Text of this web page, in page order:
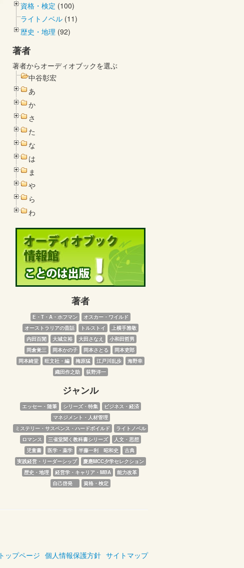
資格・検定 (100)
ライトノベル (11)
歴史・地理 (92)
著者
著者からオーディオブックを選ぶ
中谷彰宏
あ
か
さ
た
な
は
ま
や
ら
わ
著者
E・T・A・ホフマン
オスカー・ワイルド
オーストラリアの昔話
トルストイ
上横手雅敬
内田百閒
大城立裕 大田さなえ
小和田哲男
岡倉覚三
岡本かの子 岡本さとる
岡本吏郎
岡本綺堂
旺文社・編 梅原猛 江戸川乱歩
海野幸
織田作之助
荻野洋一
ジャンル
エッセー・随筆 シリーズ・特集
ビジネス・経済
マネジメント・人材管理
ミステリー・サスペンス・ハードボイルド
ライトノベル
ロマンス
三省堂聞く教科書シリーズ
人文・思想
児童書
医学・薬学 半藤一利　昭和史
古典
実践経営・リーダーシップ
慶應MCC夕学セレクション
歴史・地理
経営学・キャリア・MBA
能力改革
自己啓発
資格・検定
トップページ 個人情報保護方針 サイトマップ